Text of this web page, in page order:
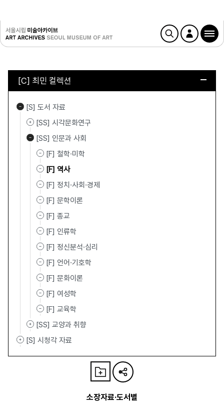
[C] 최민 컬렉션
[S] 도서 자료
[SS] 시각문화연구
[SS] 인문과 사회
[F] 철학·미학
[F] 역사
[F] 정치·사회·경제
[F] 문학이론
[F] 종교
[F] 인류학
[F] 정신분석·심리
[F] 언어·기호학
[F] 문화이론
[F] 여성학
[F] 교육학
[SS] 교양과 취향
[S] 시청각 자료
소장자료·도서별